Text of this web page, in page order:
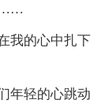
……
我的心中扎下
年轻的心跳动